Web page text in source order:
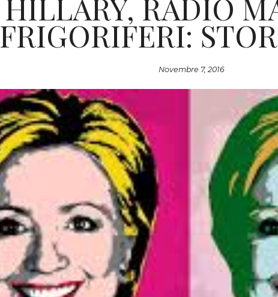
HILLARY, RADIO
FRIGORIFERI:
Novembre 7, 2016